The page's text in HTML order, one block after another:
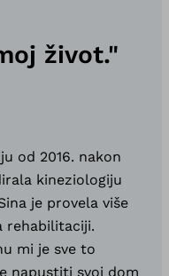
život."
od 2016. nakon
kineziologiju
je provela više
rehabilitaciji.
mi je sve to
napustiti svoj dom